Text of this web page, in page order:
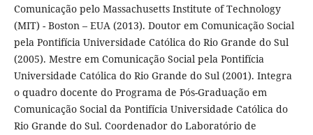
Comunicação pelo Massachusetts Institute of Technology
(MIT) - Boston – EUA (2013). Doutor em Comunicação Social
pela Pontifícia Universidade Católica do Rio Grande do Sul
(2005). Mestre em Comunicação Social pela Pontifícia
Universidade Católica do Rio Grande do Sul (2001). Integra
o quadro docente do Programa de Pós-Graduação em
Comunicação Social da Pontifícia Universidade Católica do
Rio Grande do Sul. Coordenador do Laboratório de